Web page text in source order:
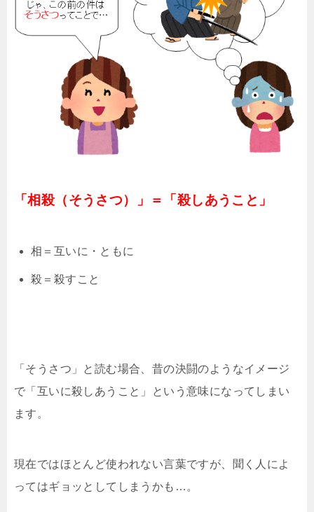
「相殺（そうさつ）」＝「殺しあうこと」
相＝互いに・ともに
殺＝殺すこと
「そうさつ」と読む場合、昔の決闘のようなイメージ
で「互いに殺しあうこと」という意味になってしまい
ます。
現在ではほとんど使われない言葉ですが、聞く人によ
ってはギョッとしてしまうかも…。